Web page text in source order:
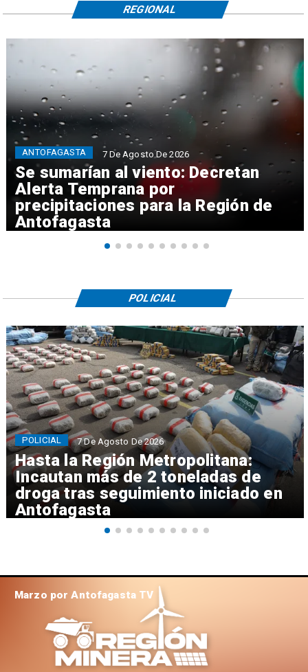
Se sumarían al viento: Decretan
Alerta Temprana por
precipitaciones para la Región de
Antofagasta
ANTOFAGASTA 7 De Agosto De 2026
REGIONAL
Hasta la Región Metropolitana:
Incautan más de 2 toneladas de
droga tras seguimiento iniciado en
Antofagasta
POLICIAL 7 De Agosto De 2026
POLICIAL
Marzo por Antofagasta TV